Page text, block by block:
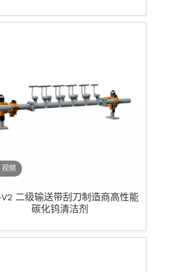
视频
二级输送带刮刀制造商高性能
碳化钨清洁剂